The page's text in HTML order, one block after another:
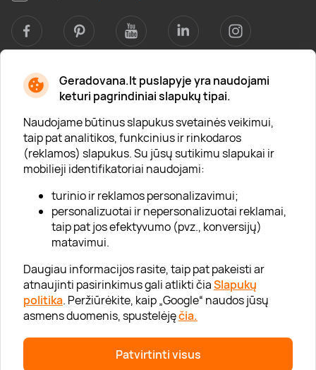
Geradovana.lt puslapyje yra naudojami
keturi pagrindiniai slapukų tipai.
Naudojame būtinus slapukus svetainės veikimui,
taip pat analitikos, funkcinius ir rinkodaros
(reklamos) slapukus. Su jūsų sutikimu slapukai ir
mobilieji identifikatoriai naudojami:
turinio ir reklamos personalizavimui;
personalizuotai ir nepersonalizuotai reklamai,
taip pat jos efektyvumo (pvz., konversijų)
matavimui.
Daugiau informacijos rasite, taip pat pakeisti ar
atnaujinti pasirinkimus gali atlikti čiaSlapukų
politika. Peržiūrėkite, kaip „Google“ naudos jūsų
asmens duomenis, spustelėjęčia.
Patvirtinti visus
Apie mus
Apie „Gera Dovana“
Lojalumo klubas
Karjera
Visi partneriai
Kontaktai
Tinklaraštis
Informacija